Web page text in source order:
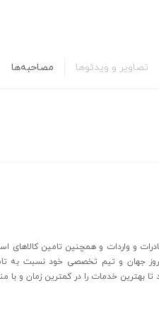
تصاویر و ویدئوها مصاحبه‌ها
و واردات و همچنین تامین کالاهای
روز جهان و تیم تخصصی خود نسبت به